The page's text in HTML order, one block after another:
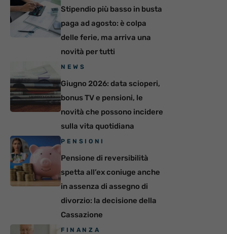
Stipendio più basso in busta
paga ad agosto: è colpa
delle ferie, ma arriva una
novità per tutti
NEWS
Giugno 2026: data scioperi,
bonus TV e pensioni, le
novità che possono incidere
sulla vita quotidiana
PENSIONI
Pensione di reversibilità
spetta all’ex coniuge anche
in assenza di assegno di
divorzio: la decisione della
Cassazione
FINANZA